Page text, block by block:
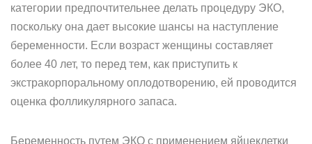
категории предпочтительнее делать процедуру ЭКО,
поскольку она дает высокие шансы на наступление
беременности. Если возраст женщины составляет
более 40 лет, то перед тем, как приступить к
экстракорпоральному оплодотворению, ей проводится
оценка фолликулярного запаса.
Беременность путем ЭКО с применением яйцеклетки